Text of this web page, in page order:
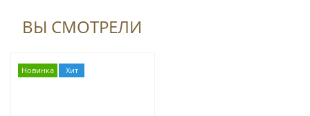
ВЫ СМОТРЕЛИ
Новинка Хит